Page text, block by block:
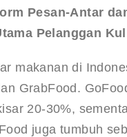
Pesan-Antar
Pelanggan
makanan di
GrabFood.
20-30%,
juga tumbuh